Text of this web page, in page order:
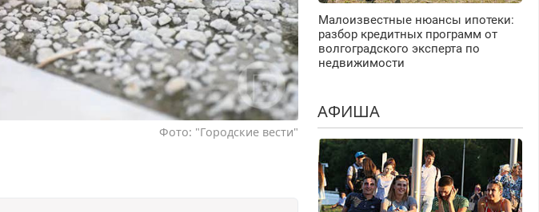
Фото: "Городские вести"
Малоизвестные нюансы ипотеки:
разбор кредитных программ от
волгоградского эксперта по
недвижимости
АФИША